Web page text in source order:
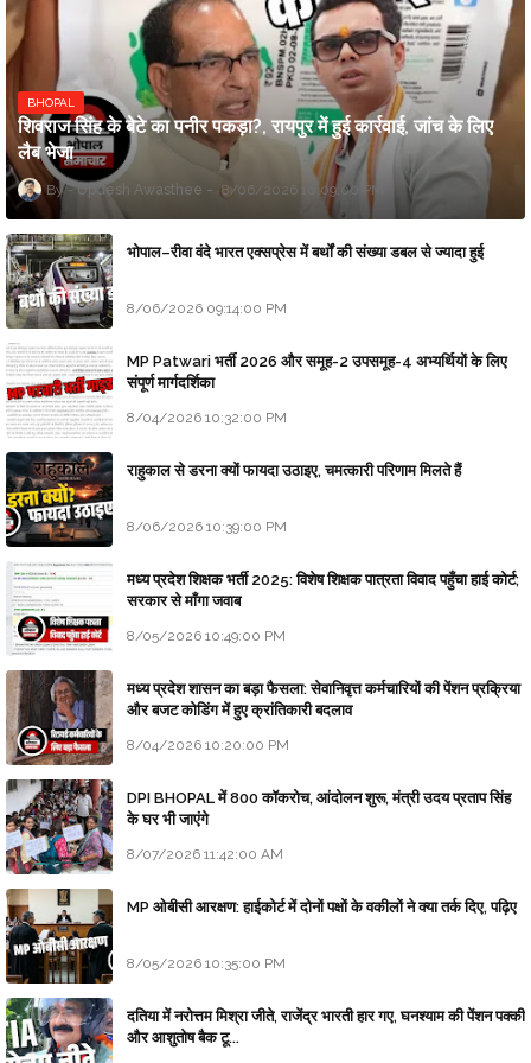
BHOPAL
शिवराज सिंह के बेटे का पनीर पकड़ा?, रायपुर में हुई कार्रवाई, जांच के लिए
लैब भेजा
Updesh Awasthee 8/06/2026 10:09:00 PM
भोपाल–रीवा वंदे भारत एक्सप्रेस में बर्थों की संख्या डबल से ज्यादा हुई
8/06/2026 09:14:00 PM
MP Patwari भर्ती 2026 और समूह-2 उपसमूह-4 अभ्यर्थियों के लिए
संपूर्ण मार्गदर्शिका
8/04/2026 10:32:00 PM
राहुकाल से डरना क्यों फायदा उठाइए, चमत्कारी परिणाम मिलते हैं
8/06/2026 10:39:00 PM
मध्य प्रदेश शिक्षक भर्ती 2025: विशेष शिक्षक पात्रता विवाद पहुँचा हाई कोर्ट;
सरकार से माँगा जवाब
8/05/2026 10:49:00 PM
मध्य प्रदेश शासन का बड़ा फैसला: सेवानिवृत्त कर्मचारियों की पेंशन प्रक्रिया
और बजट कोडिंग में हुए क्रांतिकारी बदलाव
8/04/2026 10:20:00 PM
DPI BHOPAL में 800 कॉकरोच, आंदोलन शुरू, मंत्री उदय प्रताप सिंह
के घर भी जाएंगे
8/07/2026 11:42:00 AM
MP ओबीसी आरक्षण: हाईकोर्ट में दोनों पक्षों के वकीलों ने क्या तर्क दिए, पढ़िए
8/05/2026 10:35:00 PM
दतिया में नरोत्तम मिश्रा जीते, राजेंद्र भारती हार गए, घनश्याम की पेंशन पक्की
और आशुतोष बैक टू...